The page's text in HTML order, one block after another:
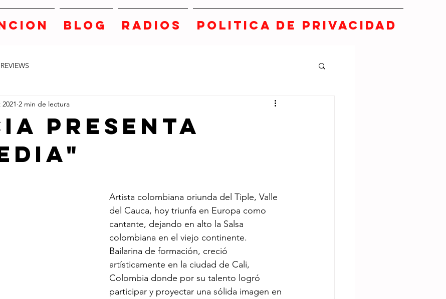
BLOG RADIOS POLITICA DE PRIVACIDAD
PRESENTA
2 min de lectura
Artista colombiana oriunda del Tiple, Valle
del Cauca, hoy triunfa en Europa como
cantante, dejando en alto la Salsa
colombiana en el viejo continente.
Bailarina de formación, creció
artísticamente en la ciudad de Cali,
Colombia donde por su talento logró
participar y proyectar una sólida imagen en